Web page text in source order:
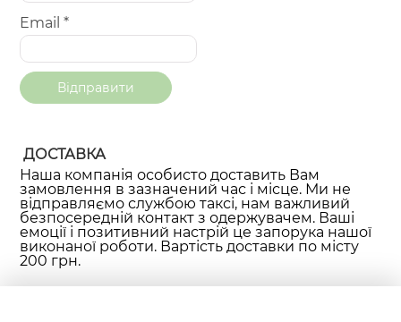
Email*
ДОСТАВКА
Наша компанія особисто доставить Вам
замовлення в зазначений час і місце. Ми не
відправляємо службою таксі, нам важливий
безпосередній контакт з одержувачем. Ваші
емоції і позитивний настрій це запорука нашої
виконаної роботи. Вартість доставки по місту
200 грн.